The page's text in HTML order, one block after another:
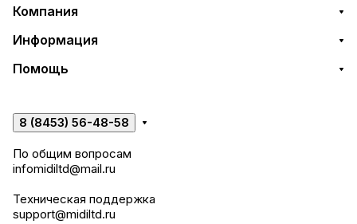
Компания
Информация
Помощь
8 (8453) 56-48-58
По общим вопросам
infomidiltd@mail.ru
Техническая поддержка
support@midiltd.ru